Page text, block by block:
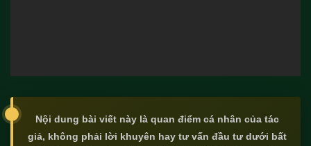
Nội dung bài viết này là quan điểm cá nhân của tác
giả, không phải lời khuyên hay tư vấn đầu tư dưới bất